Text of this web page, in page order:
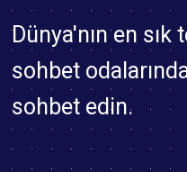
Dünya'nın en
sohbet
sohbet edin.